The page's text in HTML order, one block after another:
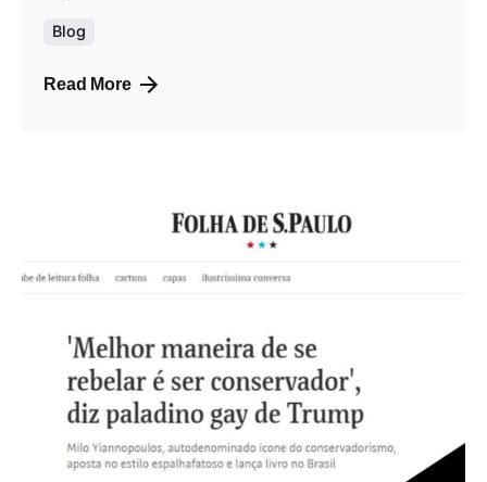
Blog
Read More